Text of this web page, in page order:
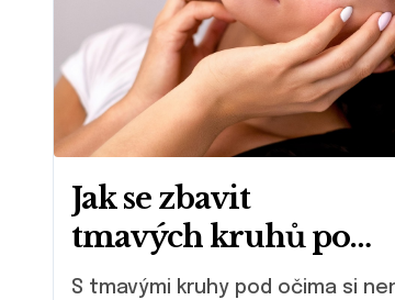
Jak se zbavit
tmavých kruhů pod
očima
S tmavými kruhy pod očima si není radno